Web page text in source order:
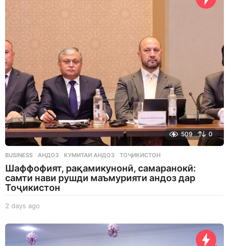
509 0
BUSINESS АНДОЗ ,КУМИТАИ АНДОЗ ,ТОҶИКИСТОН
Шаффофият, рақамикунонӣ, самаранокӣ:
самти нави рушди маъмурияти андоз дар
Тоҷикистон
2 days ago
a